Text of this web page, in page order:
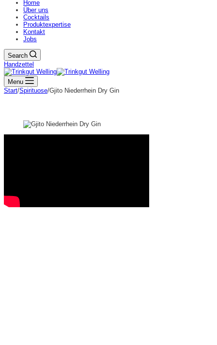
Home
Über uns
Cocktails
Produktexpertise
Kontakt
Jobs
Search
Handzettel
Menu
Start/Spirituose/Gjito Niederrhein Dry Gin